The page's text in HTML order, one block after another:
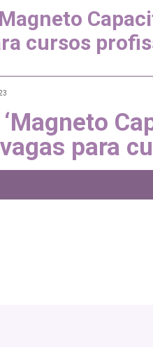
cursos
para